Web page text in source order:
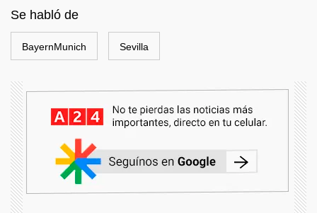
Se habló de
BayernMunich Sevilla